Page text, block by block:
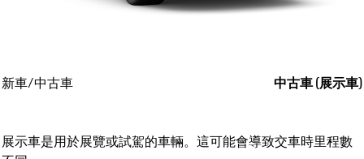
新車/中古車 中古車 (展示車)
展示車是用於展覽或試駕的車輛。這可能會導致交車時里程數